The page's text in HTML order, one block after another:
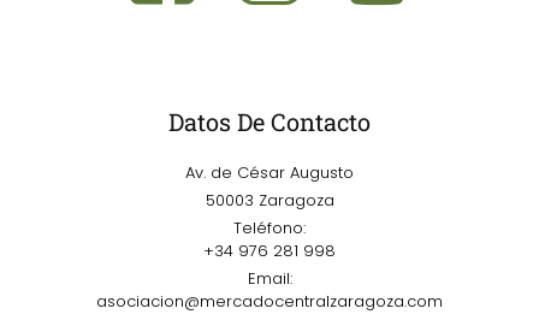
Datos De Contacto
Av. de César Augusto
50003 Zaragoza
Teléfono:
+34 976 281 998
Email:
asociacion@mercadocentralzaragoza.com